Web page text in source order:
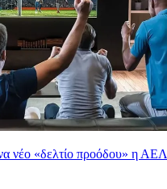
νέο «δελτίο προόδου» η ΑΕΛ